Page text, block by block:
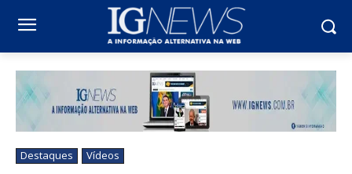
Destaques Vídeos